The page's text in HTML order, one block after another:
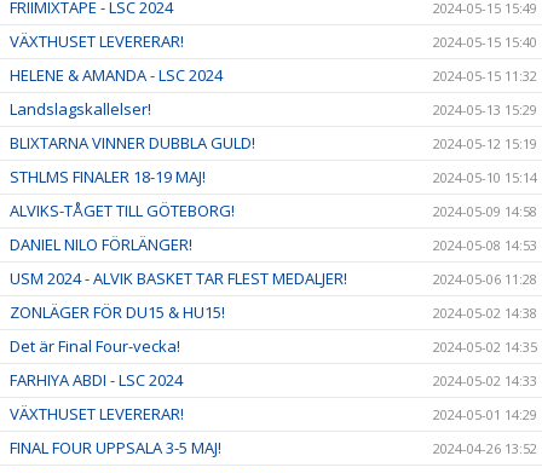
FRIIMIXTAPE - LSC 2024 2024-05-15 15:49
VÄXTHUSET LEVERERAR! 2024-05-15 15:40
HELENE & AMANDA - LSC 2024 2024-05-15 11:32
Landslagskallelser! 2024-05-13 15:29
BLIXTARNA VINNER DUBBLA GULD! 2024-05-12 15:19
STHLMS FINALER 18-19 MAJ! 2024-05-10 15:14
ALVIKS-TÅGET TILL GÖTEBORG! 2024-05-09 14:58
DANIEL NILO FÖRLÄNGER! 2024-05-08 14:53
USM 2024 - ALVIK BASKET TAR FLEST MEDALJER! 2024-05-06 11:28
ZONLÄGER FÖR DU15 & HU15! 2024-05-02 14:38
Det är Final Four-vecka! 2024-05-02 14:35
FARHIYA ABDI - LSC 2024 2024-05-02 14:33
VÄXTHUSET LEVERERAR! 2024-05-01 14:29
FINAL FOUR UPPSALA 3-5 MAJ! 2024-04-26 13:52